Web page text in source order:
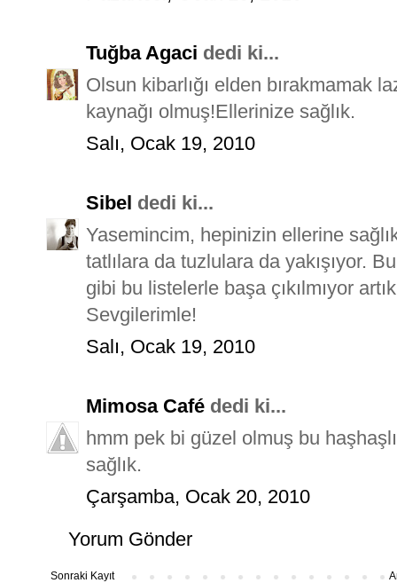
Tuğba Agaci dedi ki...
Olsun kibarlığı elden bırakmamak
kaynağı olmuş!Ellerinize sağlık.
Salı, Ocak 19, 2010
Sibel dedi ki...
Yasemincim, hepinizin ellerine
tatlılara da tuzlulara da yakışıyor.
gibi bu listelerle başa çıkılmıyor
Sevgilerimle!
Salı, Ocak 19, 2010
Mimosa Café dedi ki...
hmm pek bi güzel olmuş bu
sağlık.
Çarşamba, Ocak 20, 2010
Yorum Gönder
Sonraki Kayıt